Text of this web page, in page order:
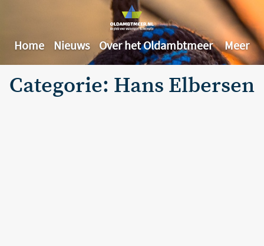
Home Nieuws Over het Oldambtmeer Meer
Categorie: Hans Elbersen